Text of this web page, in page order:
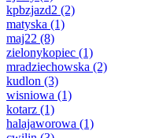
kpbzjazd2 (2)
matyska (1)
maj22 (8)
zielonykopiec (1)
mradziechowska (2)
kudlon (3)
wisniowa (1)
kotarz (1)
halajaworowa (1)